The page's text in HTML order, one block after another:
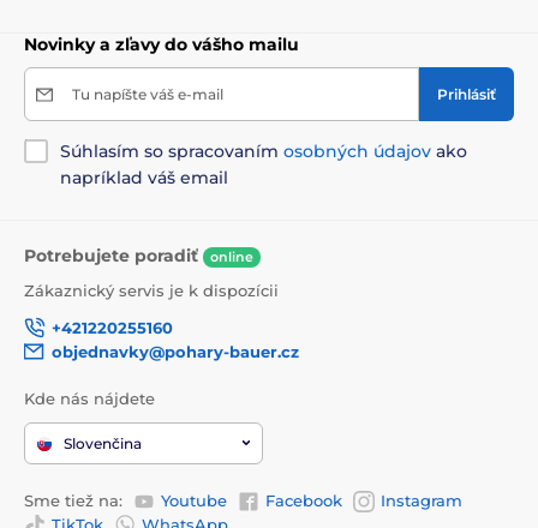
Novinky a zľavy do vášho mailu
Tu napíšte váš e-mail Prihlásiť
Súhlasím so spracovaním osobných údajov ako
napríklad váš email
Potrebujete poradiť online
Zákaznický servis je k dispozícii
+421220255160
objednavky@pohary-bauer.cz
Kde nás nájdete
Slovenčina
Sme tiež na: Youtube Facebook
Instagram